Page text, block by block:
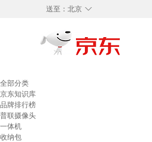
◇
送至： 北京
全部分类
京东知识库
品牌排行榜
普联摄像头
一体机
收纳包